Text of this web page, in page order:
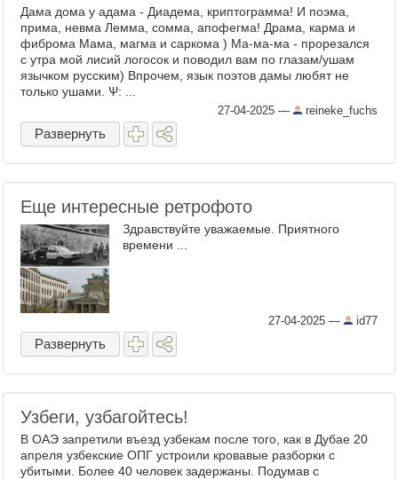
Дама дома у адама - Диадема, криптограмма! И поэма,
прима, невма Лемма, сомма, апофегма! Драма, карма и
фиброма Мама, магма и саркома ) Ма-ма-ма - прорезался
с утра мой лисий логосок и поводил вам по глазам/ушам
язычком русским) Впрочем, язык поэтов дамы любят не
только ушами. Ѱ: ...
27-04-2025 — reineke_fuchs
Развернуть
Еще интересные ретрофото
Здравствуйте уважаемые. Приятного
времени ...
27-04-2025 — id77
Развернуть
Узбеги, узбагойтесь!
В ОАЭ запретили въезд узбекам после того, как в Дубае 20
апреля узбекские ОПГ устроили кровавые разборки с
убитыми. Более 40 человек задержаны. Подумав с